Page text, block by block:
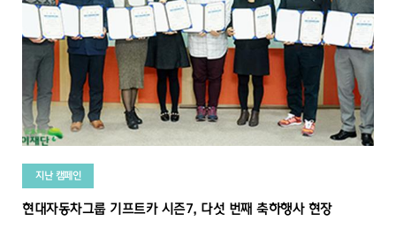
지난 캠페인
현대자동차그룹 기프트카 시즌7, 다섯 번째 축하행사 현장